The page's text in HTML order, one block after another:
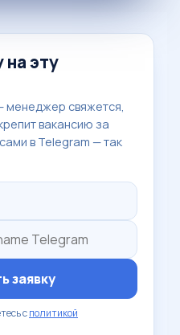
на эту
менеджер свяжется,
вакансию за
в Telegram — так
заявку
сполитикой